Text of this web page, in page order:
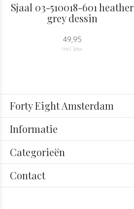
Sjaal 03-510018-601 heather
grey dessin
49,95
Incl. btw
Forty Eight Amsterdam
Informatie
Categorieën
Contact